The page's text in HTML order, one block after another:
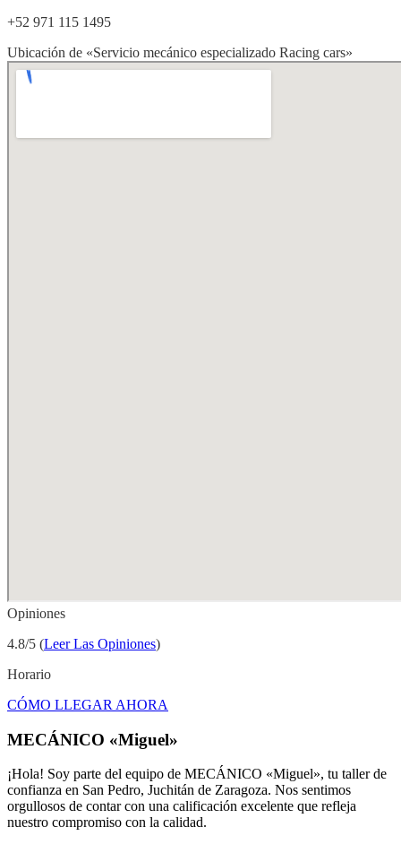
+52 971 115 1495
Ubicación de «Servicio mecánico especializado Racing cars»
Opiniones
4.8/5 (Leer Las Opiniones)
Horario
CÓMO LLEGAR AHORA
MECÁNICO «Miguel»
¡Hola! Soy parte del equipo de MECÁNICO «Miguel», tu taller de
confianza en San Pedro, Juchitán de Zaragoza. Nos sentimos
orgullosos de contar con una calificación excelente que refleja
nuestro compromiso con la calidad.